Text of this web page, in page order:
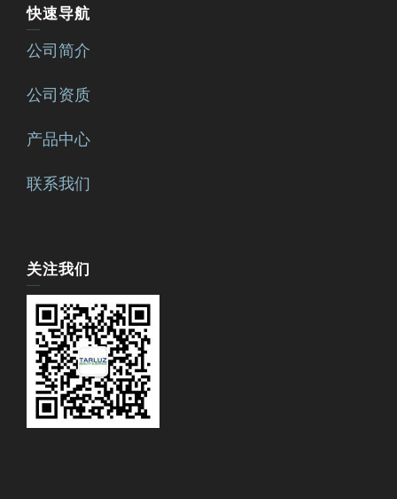
快速导航
公司简介
公司资质
产品中心
联系我们
关注我们